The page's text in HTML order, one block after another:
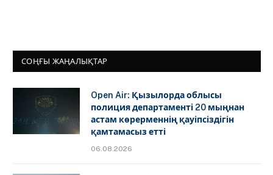
СОҢҒЫ ЖАҢАЛЫҚТАР
Open Air: Қызылорда облысы
полиция департаменті 20 мыңнан
астам көрерменнің қауіпсіздігін
қамтамасыз етті
06.08.2026